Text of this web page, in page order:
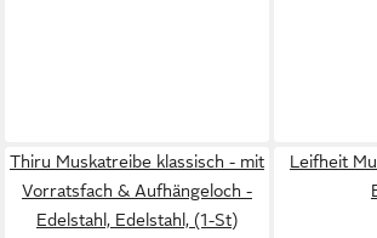
Thiru Muskatreibe klassisch - mit
Vorratsfach & Aufhängeloch -
Edelstahl, Edelstahl, (1-St)
Leifheit